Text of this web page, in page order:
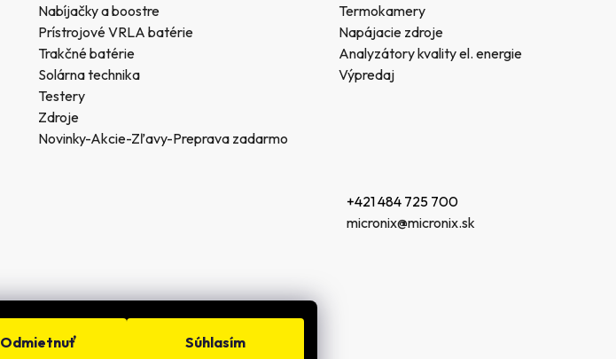
Odmietnuť Súhlasím
Nabíjačky a boostre
Prístrojové VRLA batérie
Trakčné batérie
Solárna technika
Testery
Zdroje
Novinky-Akcie-Zľavy-Preprava zadarmo
Termokamery
Napájacie zdroje
Analyzátory kvality el. energie
Výpredaj
+421 484 725 700
micronix@micronix.sk